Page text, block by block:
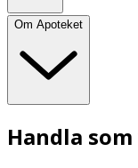
Om Apoteket
Handla